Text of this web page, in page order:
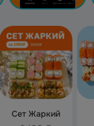
Сет Жаркий